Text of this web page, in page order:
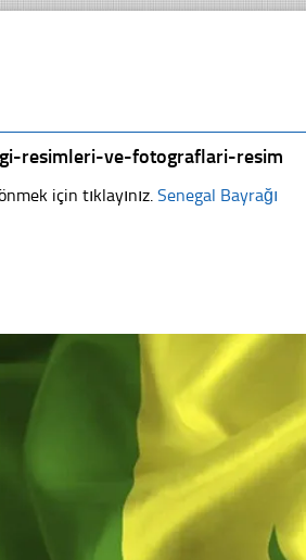
resimleri-ve-fotograflari-resim
için tıklayınız.Senegal Bayrağı